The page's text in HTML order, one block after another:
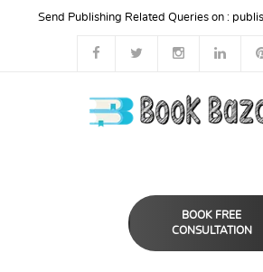
Send Publishing Related Queries on :
BOOK FREE
CONSULTATION